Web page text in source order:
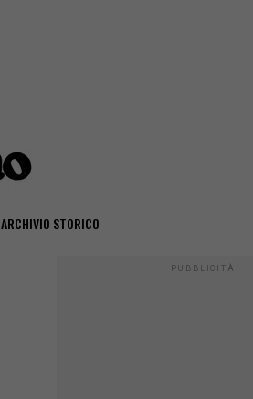
ARCHIVIO STORICO
PUBBLICITÀ